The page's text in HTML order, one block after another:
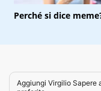
Perché si dice
Aggiungi Virgilio Sapere